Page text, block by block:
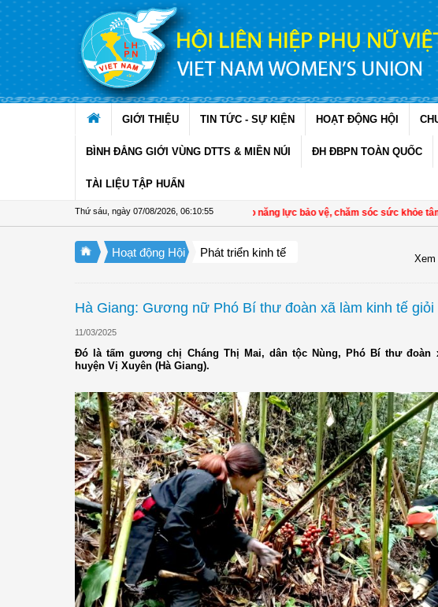
Truy cập nội dung luôn
GIỚI THIỆU TIN TỨC - SỰ KIỆN HOẠT ĐỘNG HỘI
BÌNH ĐẲNG GIỚI VÙNG DTTS & MIỀN NÚI ĐH ĐBPN TOÀN QUỐC
TÀI LIỆU TẬP HUẤN
Thứ sáu, ngày 07/08/2026 06:10:56
Đồng Tháp: Tập huấn nâng cao năng lực bảo vệ, chăm sóc sức khỏe tâm
Hoạt động Hội Phát triển kinh tế
Hà Giang: Gương nữ Phó Bí thư đoàn xã làm kinh tế giỏi
11/03/2025
Đó là tấm gương chị Cháng Thị Mai, dân tộc Nùng, Phó Bí thư đoàn
huyện Vị Xuyên (Hà Giang).